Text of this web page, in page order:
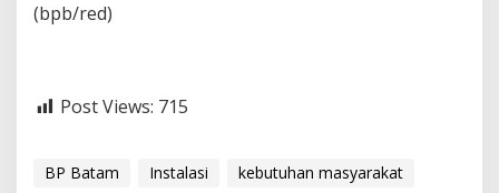
(bpb/red)
Post Views: 715
BP Batam Instalasi kebutuhan masyarakat